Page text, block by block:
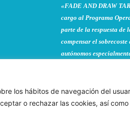
los hábitos de navegación del
o rechazar las cookies, así
«FADE AND DRAW
cargo al Programa
parte de la respuesta de
compensar el
autónomos